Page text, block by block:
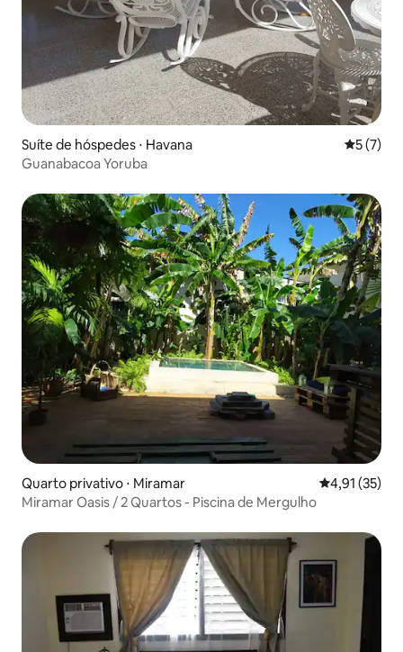
Suíte de hóspedes ⋅ Havana 5 de
5 (7)
Guanabacoa Yoruba
Quarto privativo ⋅ Miramar 4,91 de uma
4,91 (35)
Miramar Oasis / 2 Quartos - Piscina de Mergulho